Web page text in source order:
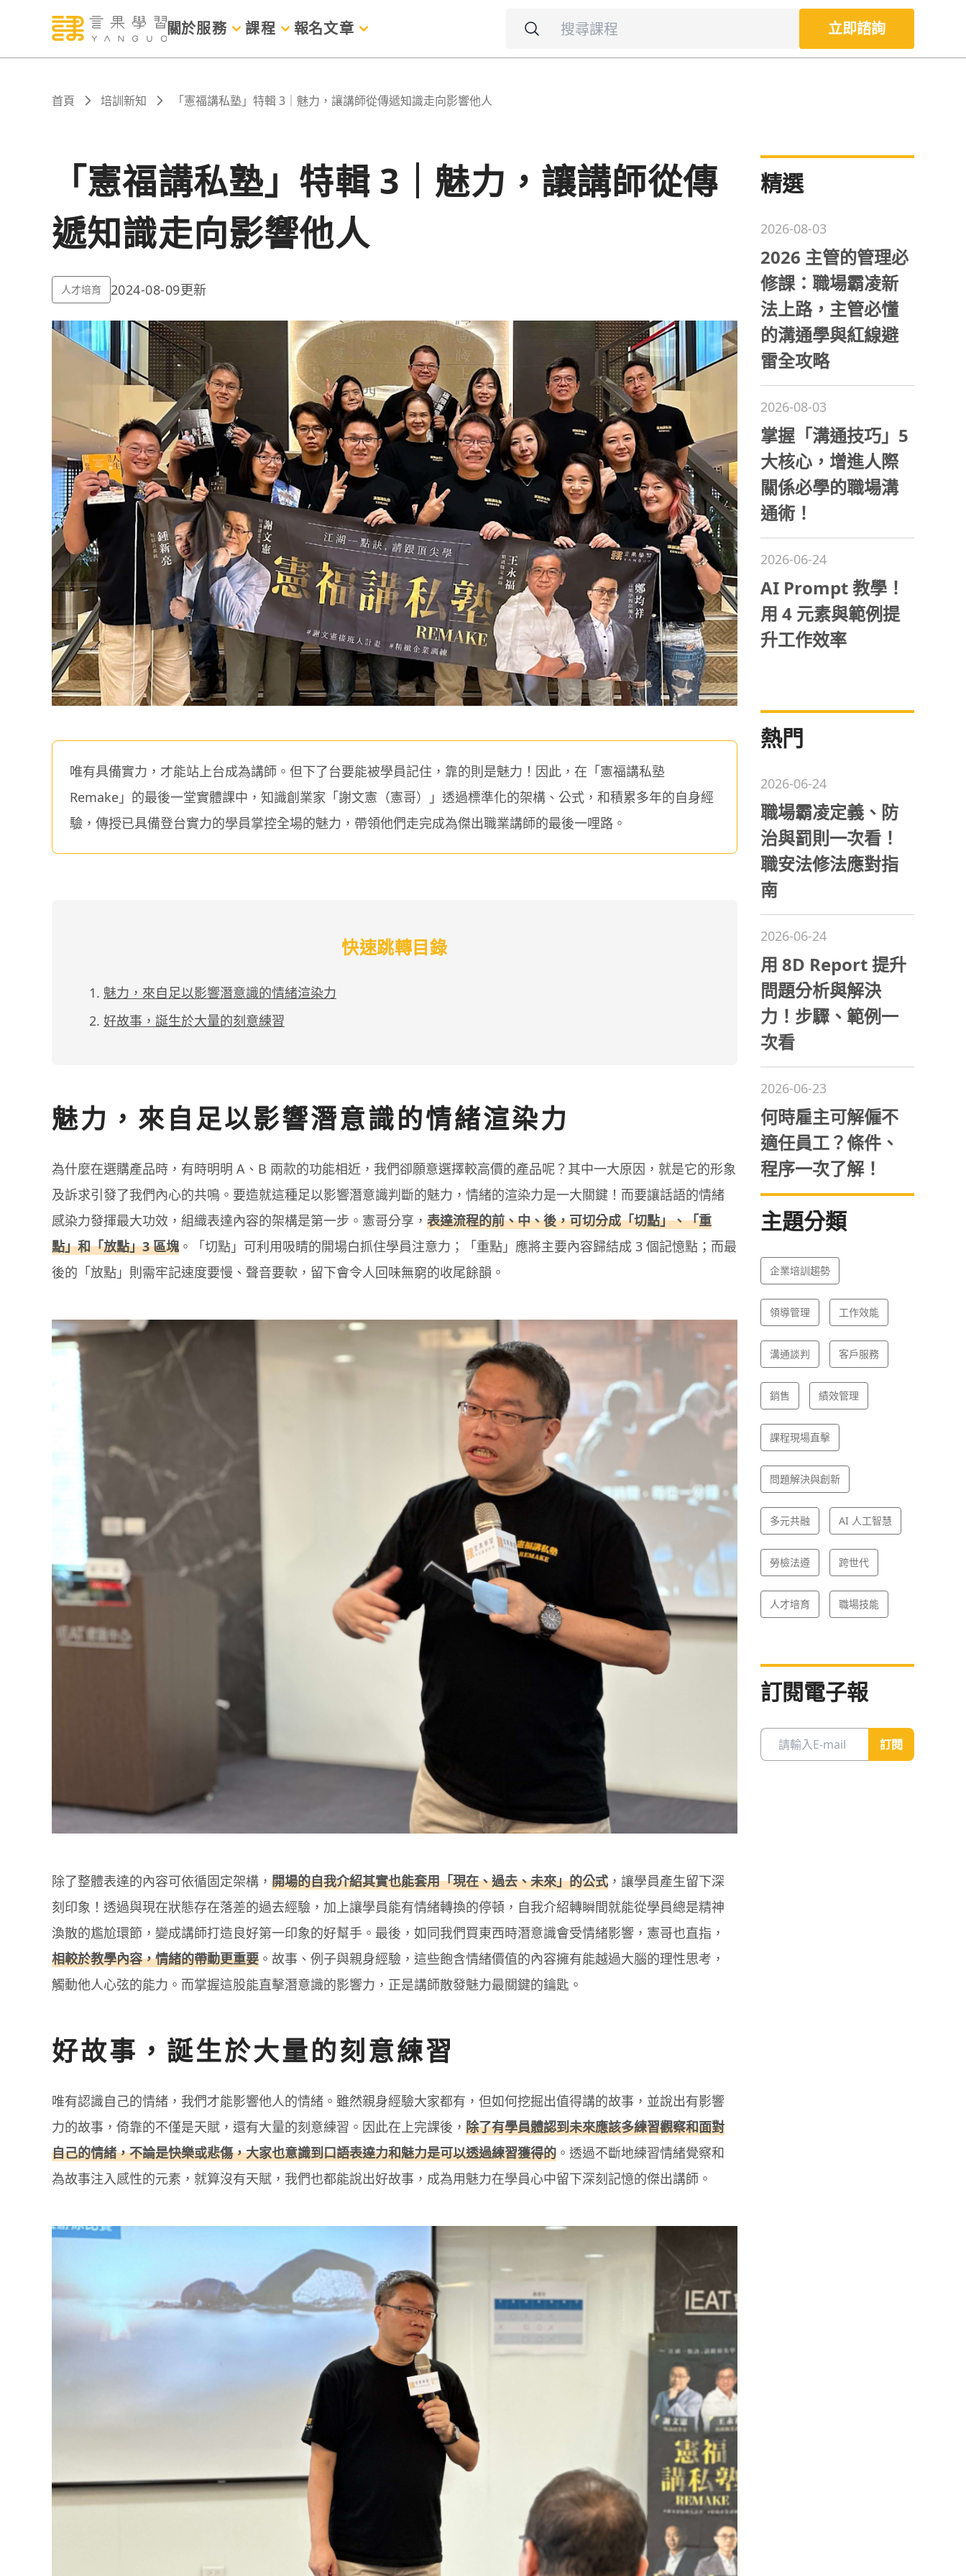
關於服務 課程 報名文章 立即諮詢
首頁 培訓新知 「憲福講私塾」特輯 3｜魅力，讓講師從傳遞知識走向影響他人
「憲福講私塾」特輯 3｜魅力，讓講師從傳
遞知識走向影響他人
人才培育 2024-08-09更新
唯有具備實力，才能站上台成為講師。但下了台要能被學員記住，靠的則是魅力！因此，在「憲福講私塾
Remake」的最後一堂實體課中，知識創業家「謝文憲（憲哥）」透過標準化的架構、公式，和積累多年的自身經
驗，傳授已具備登台實力的學員掌控全場的魅力，帶領他們走完成為傑出職業講師的最後一哩路。
快速跳轉目錄
魅力，來自足以影響潛意識的情緒渲染力
好故事，誕生於大量的刻意練習
魅力，來自足以影響潛意識的情緒渲染力
為什麼在選購產品時，有時明明 A、B 兩款的功能相近，我們卻願意選擇較高價的產品呢？其中一大原因，就是它的形象
及訴求引發了我們內心的共鳴。要造就這種足以影響潛意識判斷的魅力，情緒的渲染力是一大關鍵！而要讓話語的情緒
感染力發揮最大功效，組織表達內容的架構是第一步。憲哥分享， 表達流程的前、中、後，可切分成「切點」、「重
點」和「放點」3 區塊。「切點」可利用吸睛的開場白抓住學員注意力；「重點」應將主要內容歸結成 3 個記憶點；而最
後的「放點」則需牢記速度要慢、聲音要軟，留下會令人回味無窮的收尾餘韻。
除了整體表達的內容可依循固定架構， 開場的自我介紹其實也能套用「現在、過去、未來」的公式 ，讓學員產生留下深
刻印象！透過與現在狀態存在落差的過去經驗，加上讓學員能有情緒轉換的停頓，自我介紹轉瞬間就能從學員總是精神
渙散的尷尬環節，變成講師打造良好第一印象的好幫手。最後，如同我們買東西時潛意識會受情緒影響，憲哥也直指，
相較於教學內容，情緒的帶動更重要 。故事、例子與親身經驗，這些飽含情緒價值的內容擁有能越過大腦的理性思考，
觸動他人心弦的能力。而掌握這股能直擊潛意識的影響力，正是講師散發魅力最關鍵的鑰匙。
好故事，誕生於大量的刻意練習
唯有認識自己的情緒，我們才能影響他人的情緒。雖然親身經驗大家都有，但如何挖掘出值得講的故事，並說出有影響
力的故事，倚靠的不僅是天賦，還有大量的刻意練習。因此在上完課後， 除了有學員體認到未來應該多練習觀察和面對
自己的情緒，不論是快樂或悲傷，大家也意識到口語表達力和魅力是可以透過練習獲得的 。透過不斷地練習情緒覺察和
為故事注入感性的元素，就算沒有天賦，我們也都能說出好故事，成為用魅力在學員心中留下深刻記憶的傑出講師。
精選
2026-08-03
2026 主管的管理必
修課：職場霸凌新
法上路，主管必懂
的溝通學與紅線避
雷全攻略
2026-08-03
掌握「溝通技巧」5
大核心，增進人際
關係必學的職場溝
通術！
2026-06-24
AI Prompt 教學！
用 4 元素與範例提
升工作效率
熱門
2026-06-24
職場霸凌定義、防
治與罰則一次看！
職安法修法應對指
南
2026-06-24
用 8D Report 提升
問題分析與解決
力！步驟、範例一
次看
2026-06-23
何時雇主可解僱不
適任員工？條件、
程序一次了解！
主題分類
企業培訓趨勢
領導管理 工作效能
溝通談判 客戶服務
銷售 績效管理
課程現場直擊
問題解決與創新
多元共融 AI 人工智慧
勞檢法遵 跨世代
人才培育 職場技能
訂閱電子報
訂閱